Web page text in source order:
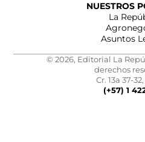
NUESTROS
La
Asuntos
© 2026, Editorial La
derechos
Cr. 13a 37-
(+57) 1